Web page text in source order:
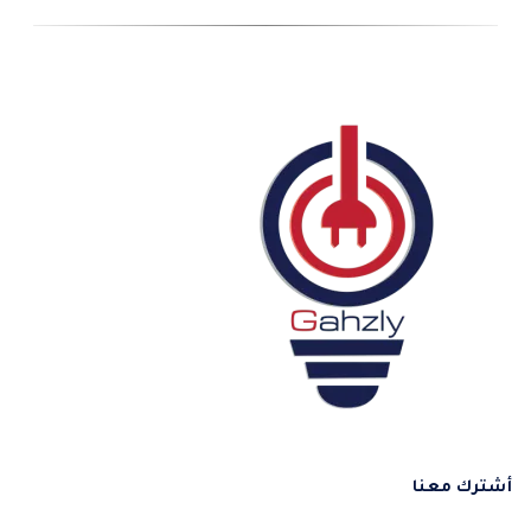
أشترك معنا